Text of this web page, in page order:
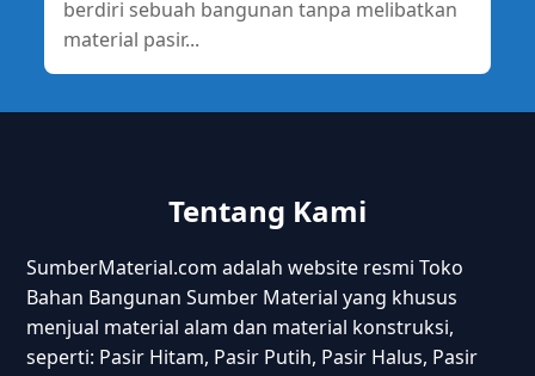
berdiri sebuah bangunan tanpa melibatkan
material pasir...
Tentang Kami
SumberMaterial.com adalah website resmi Toko
Bahan Bangunan Sumber Material yang khusus
menjual material alam dan material konstruksi,
seperti: Pasir Hitam, Pasir Putih, Pasir Halus, Pasir